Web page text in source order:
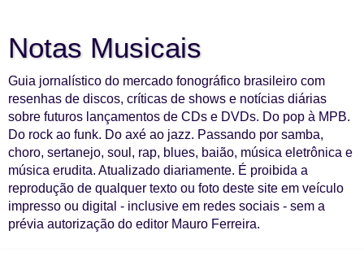
Notas Musicais
Guia jornalístico do mercado fonográfico brasileiro com
resenhas de discos, críticas de shows e notícias diárias
sobre futuros lançamentos de CDs e DVDs. Do pop à MPB.
Do rock ao funk. Do axé ao jazz. Passando por samba,
choro, sertanejo, soul, rap, blues, baião, música eletrônica e
música erudita. Atualizado diariamente. É proibida a
reprodução de qualquer texto ou foto deste site em veículo
impresso ou digital - inclusive em redes sociais - sem a
prévia autorização do editor Mauro Ferreira.